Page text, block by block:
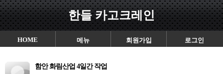
한들 카고크레인
HOME 메뉴 회원가입 로그인
함안 화림산업 4일간 작업